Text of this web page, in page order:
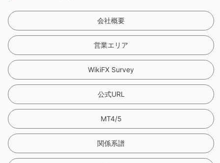
会社概要
営業エリア
WikiFX Survey
公式URL
MT4/5
関係系譜